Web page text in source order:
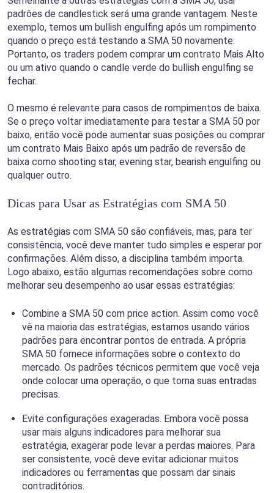
padrões de candlestick será uma grande vantagem. Neste
exemplo, temos um bullish engulfing após um rompimento
quando o preço está testando a SMA 50 novamente.
Portanto, os traders podem comprar um contrato Mais Alto
ou um ativo quando o candle verde do bullish engulfing se
fechar.
O mesmo é relevante para casos de rompimentos de baixa.
Se o preço voltar imediatamente para testar a SMA 50 por
baixo, então você pode aumentar suas posições ou comprar
um contrato Mais Baixo após um padrão de reversão de
baixa como shooting star, evening star, bearish engulfing ou
qualquer outro.
Dicas para Usar as Estratégias com SMA 50
As estratégias com SMA 50 são confiáveis, mas, para ter
consistência, você deve manter tudo simples e esperar por
confirmações. Além disso, a disciplina também importa.
Logo abaixo, estão algumas recomendações sobre como
melhorar seu desempenho ao usar essas estratégias:
Combine a SMA 50 com price action. Assim como você
vê na maioria das estratégias, estamos usando vários
padrões para encontrar pontos de entrada. A própria
SMA 50 fornece informações sobre o contexto do
mercado. Os padrões técnicos permitem que você veja
onde colocar uma operação, o que torna suas entradas
precisas.
Evite configurações exageradas. Embora você possa
usar mais alguns indicadores para melhorar sua
estratégia, exagerar pode levar a perdas maiores. Para
ser consistente, você deve evitar adicionar muitos
indicadores ou ferramentas que possam dar sinais
contraditórios.